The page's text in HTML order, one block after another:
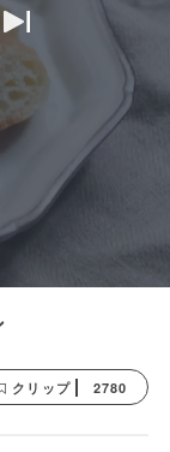
クリップ 2780